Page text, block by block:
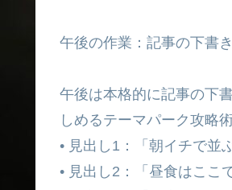
午後の作業：記事の下書き
午後は本格的に記事の下
しめるテーマパーク攻略
• 見出し1：「朝イチで並
• 見出し2：「昼食はここ